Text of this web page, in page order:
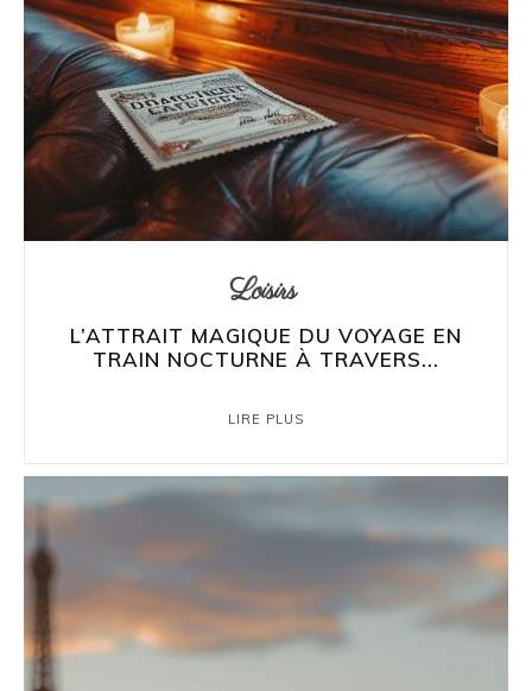
Loisirs
L’ATTRAIT MAGIQUE DU VOYAGE EN
TRAIN NOCTURNE À TRAVERS...
LIRE PLUS